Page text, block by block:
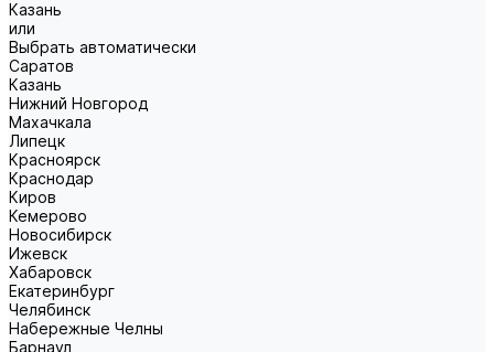
Казань
или
Выбрать автоматически
Саратов
Казань
Нижний Новгород
Махачкала
Липецк
Красноярск
Краснодар
Киров
Кемерово
Новосибирск
Ижевск
Хабаровск
Екатеринбург
Челябинск
Набережные Челны
Барнаул